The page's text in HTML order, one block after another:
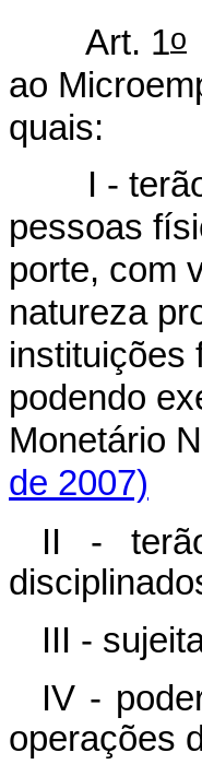
Art. 1o
ao
quais:
I -
pessoas
porte, com
natureza
instituições
podendo
de 2007)
II -
III -
IV -
operações